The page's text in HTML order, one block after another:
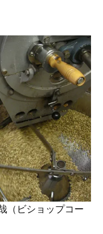
（ビショップコー